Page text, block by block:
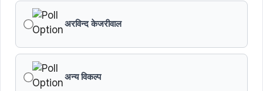
अरविन्द केजरीवाल
अन्य विकल्प